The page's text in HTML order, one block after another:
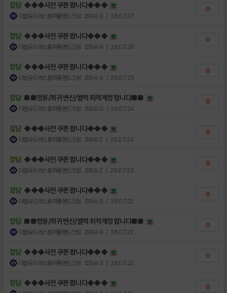
잡담 ◆◆◆사전 쿠폰 팝니다◆◆◆
더블유드레스룸퍼퓸핸드크림 조회수:3 | 26.07.27
0
잡담 ◆◆◆사전 쿠폰 팝니다◆◆◆
더블유드레스룸퍼퓸핸드크림 조회수:4 | 26.07.26
0
잡담 ◆◆◆사전 쿠폰 팝니다◆◆◆
더블유드레스룸퍼퓸핸드크림 조회수:4 | 26.07.25
0
잡담 ■■영웅/희귀 변신/쌀먹 최적계정 팝니다■■
더블유드레스룸퍼퓸핸드크림 조회수:3 | 26.07.24
0
잡담 ◆◆◆사전 쿠폰 팝니다◆◆◆
더블유드레스룸퍼퓸핸드크림 조회수:2 | 26.07.24
0
잡담 ◆◆◆사전 쿠폰 팝니다◆◆◆
더블유드레스룸퍼퓸핸드크림 조회수:2 | 26.07.23
0
잡담 ◆◆◆사전 쿠폰 팝니다◆◆◆
더블유드레스룸퍼퓸핸드크림 조회수:3 | 26.07.22
0
잡담 ■■영웅/희귀 변신/쌀먹 최적계정 팝니다■■
더블유드레스룸퍼퓸핸드크림 조회수:4 | 26.07.22
0
잡담 ◆◆◆사전 쿠폰 팝니다◆◆◆
더블유드레스룸퍼퓸핸드크림 조회수:3 | 26.07.22
0
잡담 ◆◆◆사전 쿠폰 팝니다◆◆◆ 0